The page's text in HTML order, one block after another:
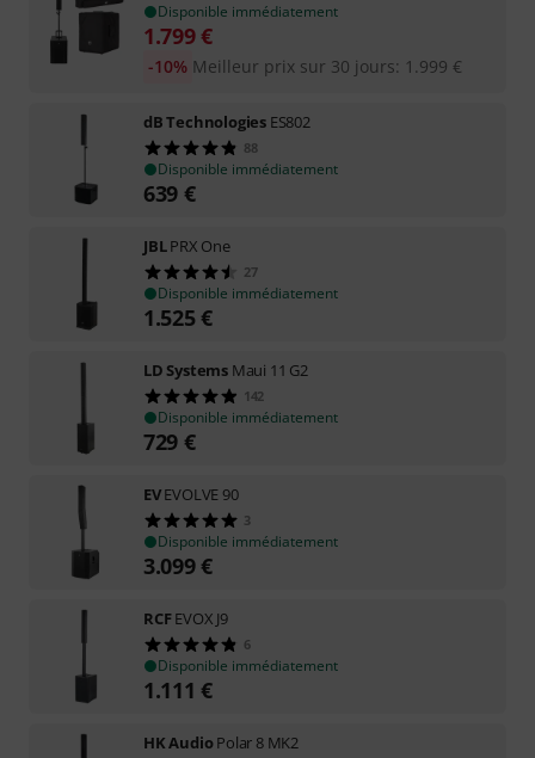
Disponible immédiatement
1.799€
Meilleur prix sur 30 jours: 1.999 €
-10%
dB Technologies ES802
88
Disponible immédiatement
639 €
JBLPRX One
27
Disponible immédiatement
1.525€
LD Systems Maui 11 G2
142
Disponible immédiatement
729 €
EVEVOLVE 90
3
Disponible immédiatement
3.099€
RCFEVOX J9
6
Disponible immédiatement
1.111 €
HK AudioPolar 8 MK2